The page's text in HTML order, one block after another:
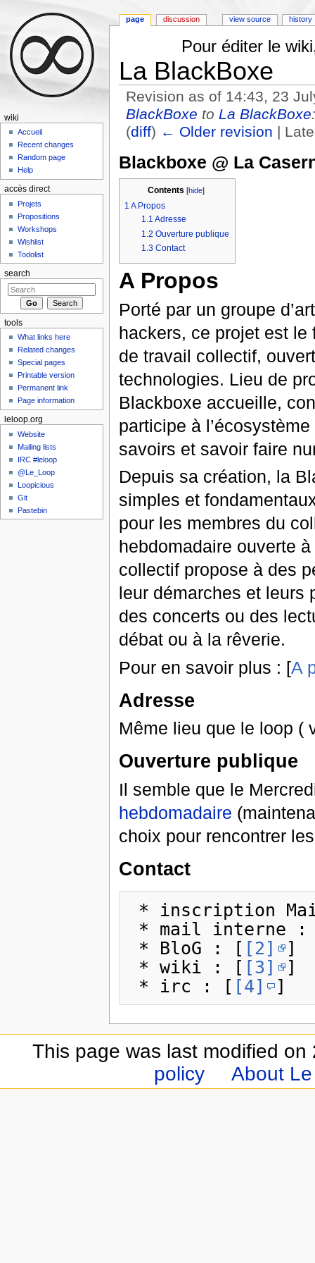
Pour éditer le
La BlackBoxe
Revision as of 14:43, 23
BlackBoxe to La BlackBoxe
(diff) ← Older revision |
Blackboxe @ La
Contents [hide]
1 A Propos
1.1 Adresse
1.2 Ouverture publique
1.3 Contact
A Propos
Porté par un groupe
hackers, ce projet est le
de travail collectif,
technologies. Lieu de
Blackboxe accueille,
participe à
savoirs et savoir faire
Depuis sa création, la
simples et
pour les membres du
hebdomadaire ouverte
collectif propose à des
leur démarches et leurs
des concerts ou des
débat ou à la rêverie.
Pour en savoir plus : [A
Adresse
Même lieu que le loop (
Ouverture publique
Il semble que le
hebdomadaire
choix pour rencontrer
Contact
* inscription
* BloG : [ [2]
]
* wiki : [ [3]
]
* irc : [ [4]
page discussion view source history
wiki
Accueil
Recent changes
Random page
Help
accès direct
Projets
Propositions
Workshops
Wishlist
Todolist
search
tools
What links here
Related changes
Special pages
Printable version
Permanent link
Page information
leloop.org
Website
Mailing lists
IRC #leloop
@Le_Loop
Loopicious
Git
Pastebin
This page was last modified
policy
About